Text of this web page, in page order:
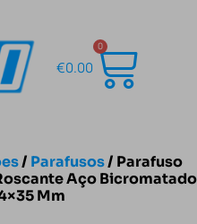
€0.00
0
/ Parafusos/ Parafuso
Aço Bicromatado
Mm